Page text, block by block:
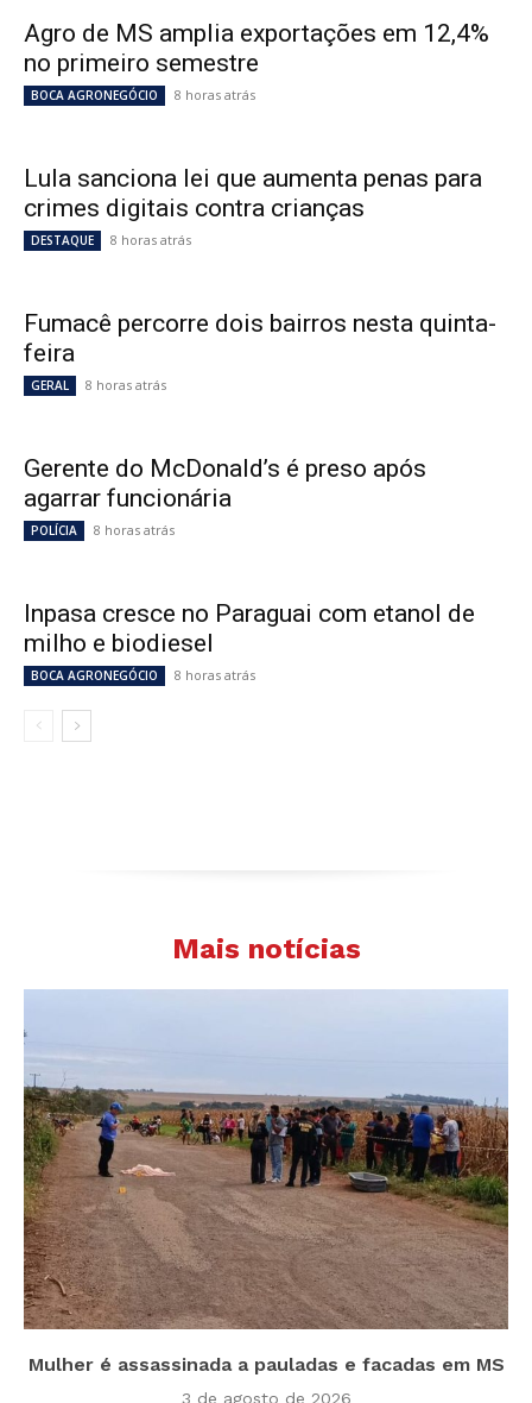
Agro de MS amplia exportações em 12,4%
no primeiro semestre
BOCA AGRONEGÓCIO 8 horas atrás
Lula sanciona lei que aumenta penas para
crimes digitais contra crianças
DESTAQUE 8 horas atrás
Fumacê percorre dois bairros nesta quinta-
feira
GERAL 8 horas atrás
Gerente do McDonald’s é preso após
agarrar funcionária
POLÍCIA 8 horas atrás
Inpasa cresce no Paraguai com etanol de
milho e biodiesel
BOCA AGRONEGÓCIO 8 horas atrás
Mais notícias
Mulher é assassinada a pauladas e facadas em MS
3 de agosto de 2026